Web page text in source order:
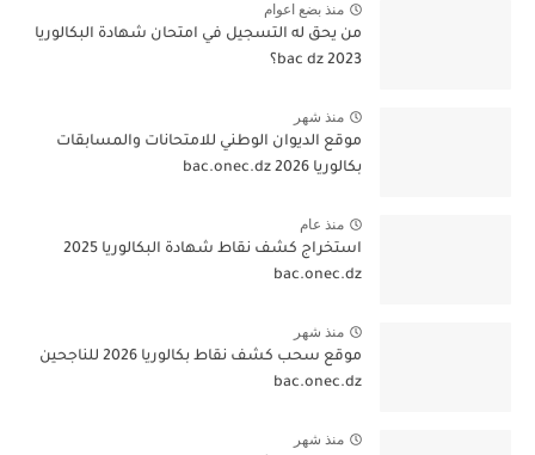
منذ بضع اعوام
من يحق له التسجيل في امتحان شهادة البكالوريا
bac dz 2023؟
منذ شهر
موقع الديوان الوطني للامتحانات والمسابقات
بكالوريا 2026 bac.onec.dz
منذ عام
استخراج كشف نقاط شهادة البكالوريا 2025
bac.onec.dz
منذ شهر
موقع سحب كشف نقاط بكالوريا 2026 للناجحين
bac.onec.dz
منذ شهر